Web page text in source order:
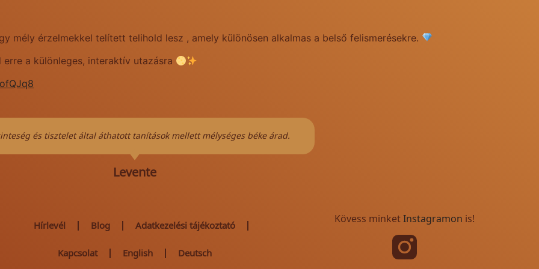
mély érzelmekkel telített telihold lesz , amely különösen alkalmas a belső felismerésekre.
a különleges, interaktív utazásra
és tisztelet által áthatott tanítások mellett mélységes béke árad.
Levente
Hírlevél Blog Adatkezelési tájékoztató
Kapcsolat English Deutsch
Kövess minketInstagramon is!